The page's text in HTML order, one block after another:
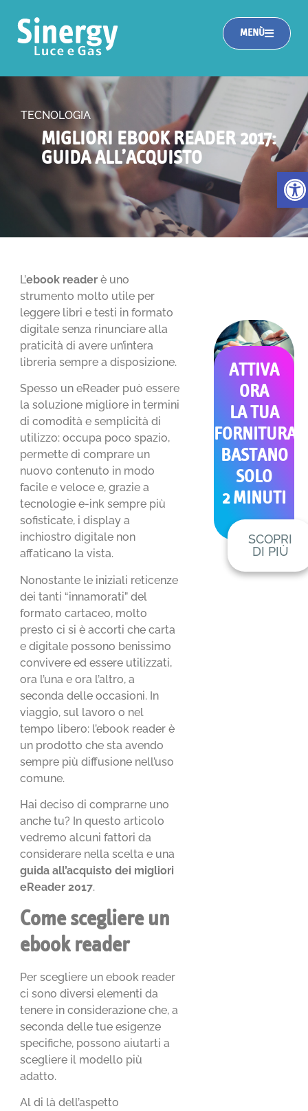
Apri
MENÙ
TECNOLOGIA
MIGLIORI EBOOK READER 2017:
GUIDA ALL’ACQUISTO
L’ebook reader è uno
strumento molto utile per
leggere libri e testi in formato
digitale senza rinunciare alla
praticità di avere un’intera
libreria sempre a disposizione.
Spesso un eReader può essere
la soluzione migliore in termini
di comodità e semplicità di
utilizzo: occupa poco spazio,
permette di comprare un
nuovo contenuto in modo
facile e veloce e, grazie a
tecnologie e-ink sempre più
sofisticate, i display a
inchiostro digitale non
affaticano la vista.
Nonostante le iniziali reticenze
dei tanti “innamorati” del
formato cartaceo, molto
presto ci si è accorti che carta
e digitale possono benissimo
convivere ed essere utilizzati,
ora l’una e ora l’altro, a
seconda delle occasioni. In
viaggio, sul lavoro o nel
tempo libero: l’ebook reader è
un prodotto che sta avendo
sempre più diffusione nell’uso
comune.
Hai deciso di comprarne uno
anche tu? In questo articolo
vedremo alcuni fattori da
considerare nella scelta e una
guida all’acquisto dei migliori
eReader 2017.
Come scegliere un
ebook reader
Per scegliere un ebook reader
ci sono diversi elementi da
tenere in considerazione che, a
seconda delle tue esigenze
specifiche, possono aiutarti a
scegliere il modello più
adatto.
Al di là dell’aspetto
ATTIVA
ORA
LA TUA
FORNITURA
BASTANO
SOLO
2 MINUTI
SCOPRI
DI PIÙ